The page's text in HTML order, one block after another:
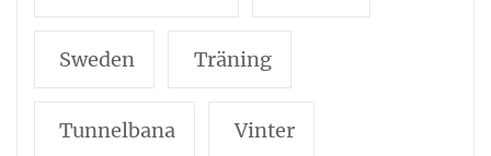
Sweden Träning
Tunnelbana Vinter